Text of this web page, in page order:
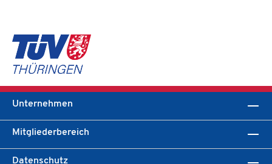
Unternehmen
Mitgliederbereich
Datenschutz